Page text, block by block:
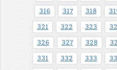
316 317 318
321 322 323
326 327 328
331 332 333